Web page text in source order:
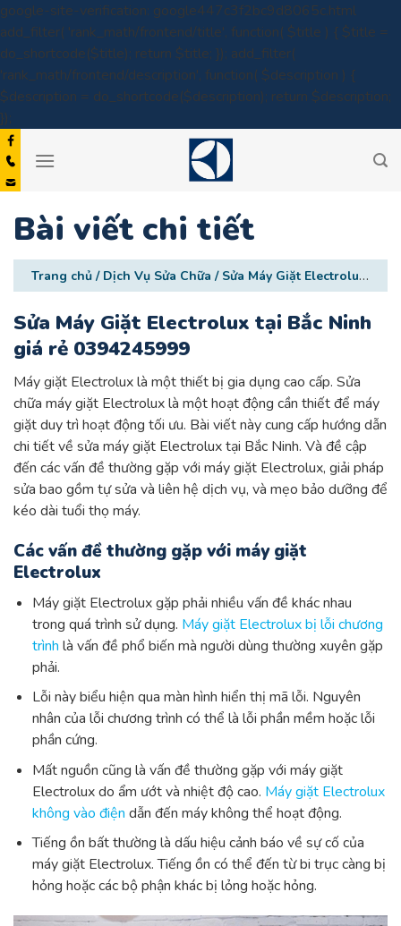
google-site-verification: google447c3f2bc9d8065c.html
add_filter( 'rank_math/frontend/title', function( $title ) { $title =
do_shortcode($title); return $title; }); add_filter(
'rank_math/frontend/description', function( $description ) {
$description = do_shortcode($description); return $description;
});
to
content
Bài viết chi tiết
Trang chủ / Dịch Vụ Sửa Chữa / Sửa Máy Giặt Electrolux tại Bắc Ninh giá rẻ 0394245999
Sửa Máy Giặt Electrolux tại Bắc Ninh
giá rẻ 0394245999
Máy giặt Electrolux là một thiết bị gia dụng cao cấp. Sửa
chữa máy giặt Electrolux là một hoạt động cần thiết để máy
giặt duy trì hoạt động tối ưu. Bài viết này cung cấp hướng dẫn
chi tiết về sửa máy giặt Electrolux tại Bắc Ninh. Và đề cập
đến các vấn đề thường gặp với máy giặt Electrolux, giải pháp
sửa bao gồm tự sửa và liên hệ dịch vụ, và mẹo bảo dưỡng để
kéo dài tuổi thọ máy.
Các vấn đề thường gặp với máy giặt
Electrolux
Máy giặt Electrolux gặp phải nhiều vấn đề khác nhau
trong quá trình sử dụng. Máy giặt Electrolux bị lỗi chương
trình là vấn đề phổ biến mà người dùng thường xuyên gặp
phải.
Lỗi này biểu hiện qua màn hình hiển thị mã lỗi. Nguyên
nhân của lỗi chương trình có thể là lỗi phần mềm hoặc lỗi
phần cứng.
Mất nguồn cũng là vấn đề thường gặp với máy giặt
Electrolux do ẩm ướt và nhiệt độ cao. Máy giặt Electrolux
không vào điện dẫn đến máy không thể hoạt động.
Tiếng ồn bất thường là dấu hiệu cảnh báo về sự cố của
máy giặt Electrolux. Tiếng ồn có thể đến từ bi trục càng bị
hỏng hoặc các bộ phận khác bị lỏng hoặc hỏng.